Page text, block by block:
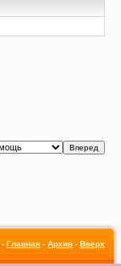
- Главная - Архив - Вверх